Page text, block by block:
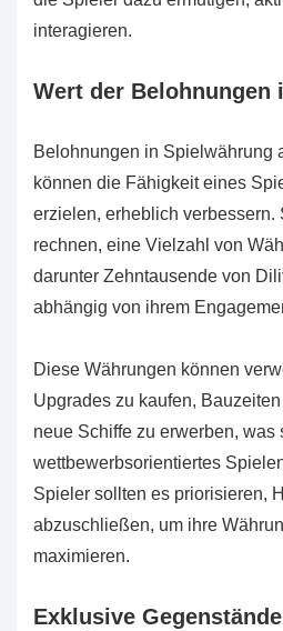
interagieren.
Wert der Belohnungen
Belohnungen in Spielwährung
können die Fähigkeit eines
erzielen, erheblich verbessern.
rechnen, eine Vielzahl von
darunter Zehntausende von
abhängig von ihrem
Diese Währungen können
Upgrades zu kaufen,
neue Schiffe zu erwerben, was
wettbewerbsorientiertes
Spieler sollten es priorisieren,
abzuschließen, um ihre
maximieren.
Exklusive